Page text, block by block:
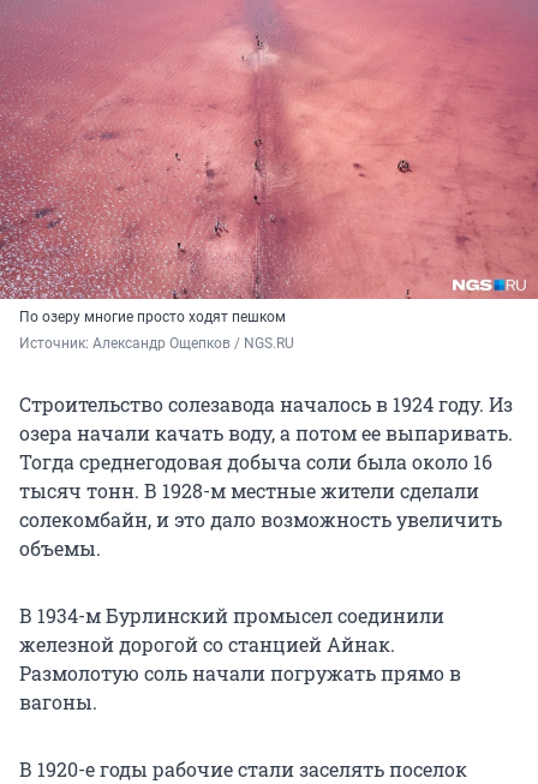
По озеру многие просто ходят пешком
Источник: Александр Ощепков / NGS.RU
Строительство солезавода началось в 1924 году. Из
озера начали качать воду, а потом ее выпаривать.
Тогда среднегодовая добыча соли была около 16
тысяч тонн. В 1928-мместные жители сделали
солекомбайн, и это дало возможность увеличить
объемы.
В 1934-м Бурлинский промысел соединили
железной дорогой со станцией Айнак.
Размолотую соль начали погружать прямо в
вагоны.
В 1920-е годы рабочие стали заселять поселок